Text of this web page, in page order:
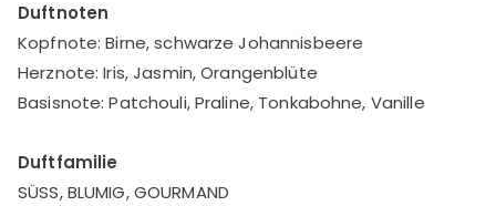
Duftnoten
Kopfnote: Birne, schwarze Johannisbeere
Herznote: Iris, Jasmin, Orangenblüte
Basisnote: Patchouli, Praline, Tonkabohne, Vanille
Duftfamilie
SÜSS, BLUMIG, GOURMAND